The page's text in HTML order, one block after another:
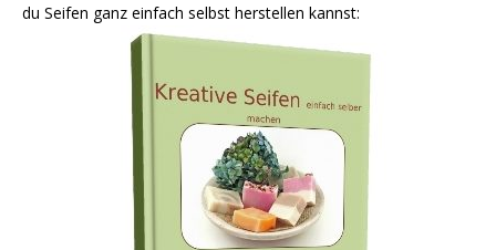
du Seifen ganz einfach selbst herstellen kannst: